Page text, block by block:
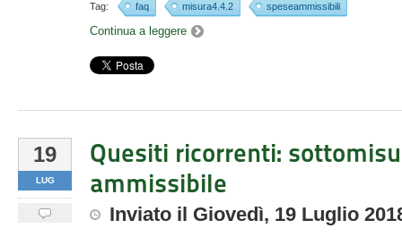
Tag: faq misura4.4.2 speseammissibili
Continua a leggere
19
LUG
Quesiti ricorrenti:
ammissibile
Inviato il Giovedì, 19 Luglio